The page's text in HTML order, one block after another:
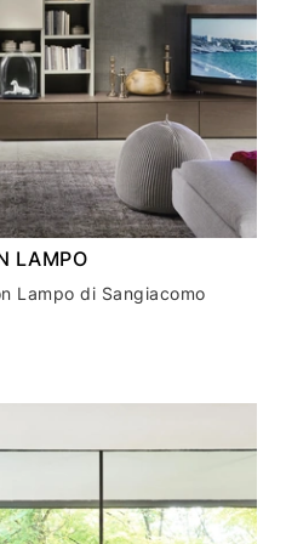
LAMPO
Lampo di Sangiacomo